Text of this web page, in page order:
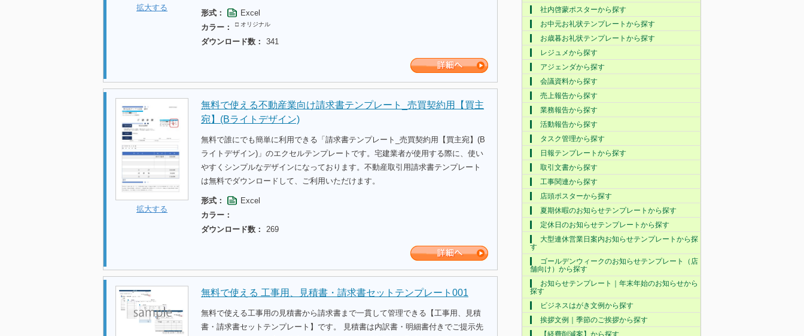
拡大する
形式：
Excel
カラー：
□ オリジナル
ダウンロード数： 341
拡大する
無料で使える不動産業向け請求書テンプレート_売買契約用【買主
宛】(Bライトデザイン)
無料で誰にでも簡単に利用できる「請求書テンプレート_売買契約用【買主宛】(B
ライトデザイン)」のエクセルテンプレートです。宅建業者が使用する際に、使い
やすくシンプルなデザインになっております。不動産取引用請求書テンプレート
は無料でダウンロードして、ご利用いただけます。
形式：
Excel
カラー：
ダウンロード数：
269
無料で使える 工事用、見積書・請求書セットテンプレート001
無料で使える工事用の見積書から請求書まで一貫して管理できる【工事用、見積
書・請求書セットテンプレート】です。 見積書は内訳書・明細書付きでご提示先
社内啓蒙ポスターから探す
お中元お礼状テンプレートから探す
お歳暮お礼状テンプレートから探す
レジュメから探す
アジェンダから探す
会議資料から探す
売上報告から探す
業務報告から探す
活動報告から探す
タスク管理から探す
日報テンプレートから探す
取引文書から探す
工事関連から探す
店頭ポスターから探す
夏期休暇のお知らせテンプレートから探す
定休日のお知らせテンプレートから探す
大型連休営業日案内お知らせテンプレートから探
す
ゴールデンウィークのお知らせテンプレート（店
舗向け）から探す
お知らせテンプレート｜年末年始のお知らせから
探す
ビジネスはがき文例から探す
挨拶文例｜季節のご挨拶から探す
【経費削減案】から探す